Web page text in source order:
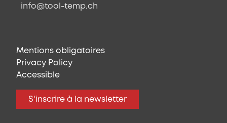
info@tool-temp.ch
Mentions obligatoires
Privacy Policy
Accessible
S'inscrire à la newsletter